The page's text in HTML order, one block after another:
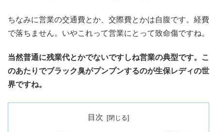
ちなみに営業の交通費とか、交際費とかは自腹です。経費
で落ちません。いやこれって営業にとって致命傷ですね。
当然普通に残業代とかでないですしね営業の典型です。こ
のあたりでブラック臭がプンプンするのが生保レディの世
界ですね。
目次